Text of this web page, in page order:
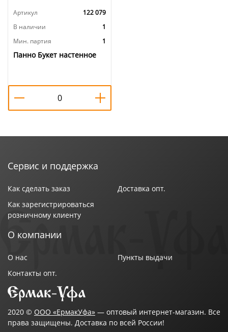
Артикул
122 079
В наличии
1
Мин. партия
1
Панно Букет настенное
Сервис и поддержка
Как сделать заказ
Как зарегистрироваться
розничному клиенту
Доставка опт.
О компании
О нас
Контакты опт.
Пункты выдачи
2020 © ООО «ЕрмакУфа» — оптовый интернет-магазин. Все
права защищены. Доставка по всей России!